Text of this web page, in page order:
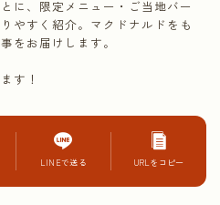
に、限定メニュー・ご当地バー
やすく紹介。マクドナルドをも
をお届けします。
す！
LINEで送る URLをコピー